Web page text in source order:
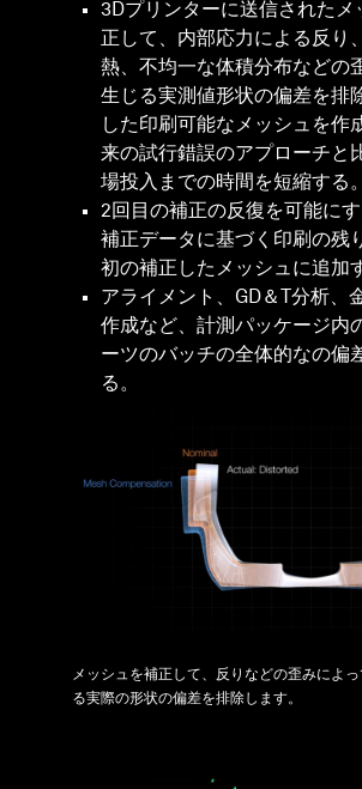
3Dプリンターに送信されたメ
正して、内部応力による反り
熱、不均一な体積分布などの
生じる実測値形状の偏差を排
した印刷可能なメッシュを作
来の試行錯誤のアプローチと
場投入までの時間を短縮する。
2回目の補正の反復を可能にす
補正データに基づく印刷の残
初の補正したメッシュに追加
アライメント、GD＆T分析、
作成など、計測パッケージ内
ーツのバッチの全体的なの偏
る。
メッシュを補正して、反りなどの歪みによ
る実際の形状の偏差を排除します。